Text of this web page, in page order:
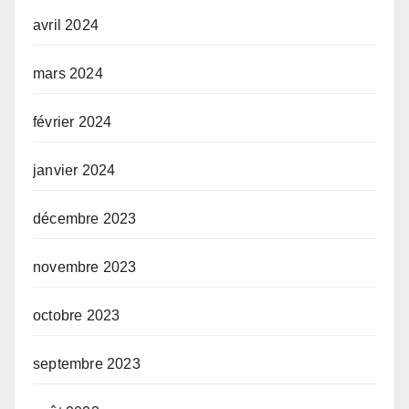
avril 2024
mars 2024
février 2024
janvier 2024
décembre 2023
novembre 2023
octobre 2023
septembre 2023